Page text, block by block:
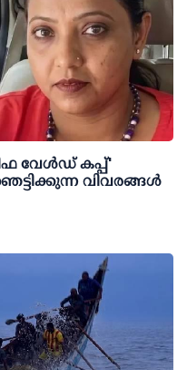
വേള്‍ഡ് കപ്പ്'
ഞെട്ടിക്കുന്ന വിവരങ്ങള്‍